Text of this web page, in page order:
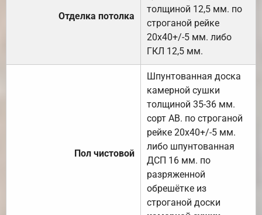
Отделка потолка
толщиной 12,5 мм. по
строганой рейке
20х40+/-5 мм. либо
ГКЛ 12,5 мм.
Пол чистовой
Шпунтованная доска
камерной сушки
толщиной 35-36 мм.
сорт АВ. по строганой
рейке 20х40+/-5 мм.
либо шпунтованная
ДСП 16 мм. по
разряженной
обрешётке из
строганой доски